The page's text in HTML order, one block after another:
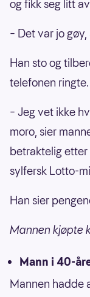
og fikk seg litt
– Det var jo
Han sto og
telefonen ringte.
– Jeg vet ikke
moro, sier
betraktelig
sylfersk Lotto-
Han sier
Mannen kjøpte
Mann i 40-
Mannen hadde